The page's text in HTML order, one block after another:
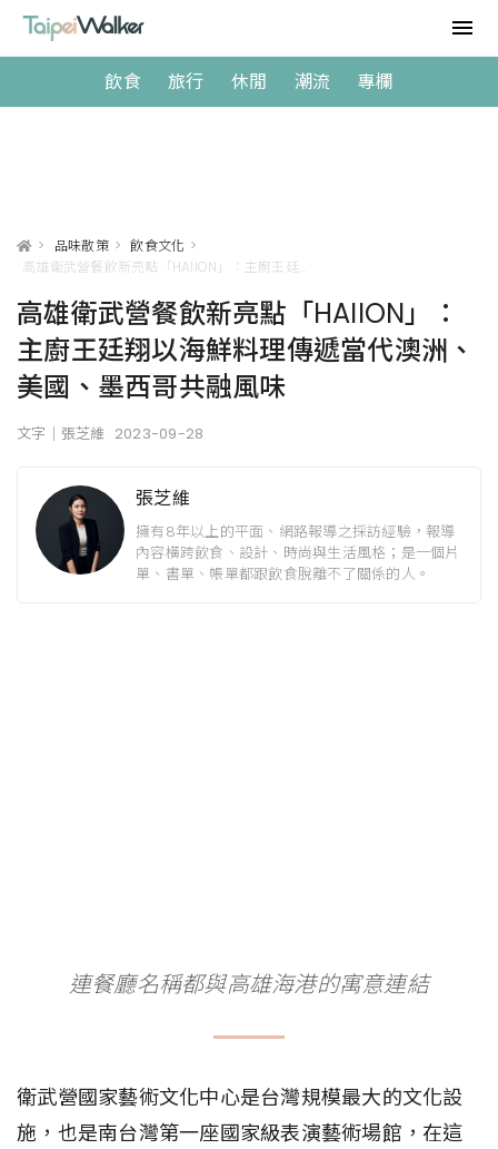
飲食 旅行 休閒 潮流 專欄
> 品味散策 > 飲食文化 >
高雄衛武營餐飲新亮點「HAIION」：
主廚王廷翔以海鮮料理傳遞當代澳洲、
美國、墨西哥共融風味
文字｜張芝維 2023-09-28
張芝維
擁有8年以上的平面、網路報導之採訪經驗，報導
內容橫跨飲食、設計、時尚與生活風格；是一個片
單、書單、帳單都跟飲食脫離不了關係的人。
連餐廳名稱都與高雄海港的寓意連結
衛武營國家藝術文化中心是台灣規模最大的文化設
施，也是南台灣第一座國家級表演藝術場館，在這